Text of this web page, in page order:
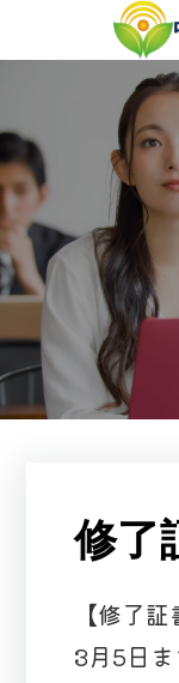
容
ス
キ
ッ
プ
修了
【修了
3月5日